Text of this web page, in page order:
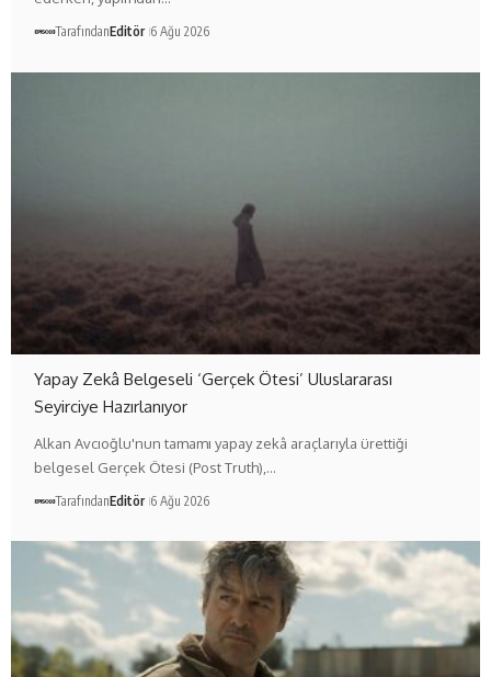
TarafındanEditör 6 Ağu 2026
Yapay Zekâ Belgeseli ‘Gerçek Ötesi’ Uluslararası
Seyirciye Hazırlanıyor
Alkan Avcıoğlu'nun tamamı yapay zekâ araçlarıyla ürettiği
belgesel Gerçek Ötesi (Post Truth),…
TarafındanEditör 6 Ağu 2026